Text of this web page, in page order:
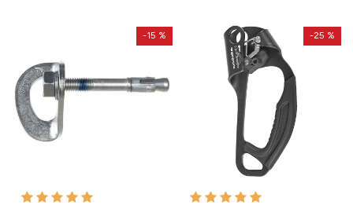
-15 % -25 %